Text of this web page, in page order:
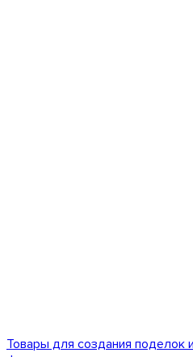
Товары для создания поделок